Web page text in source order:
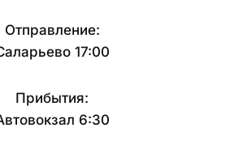
Отправление:
17:00
Прибытия:
6:30